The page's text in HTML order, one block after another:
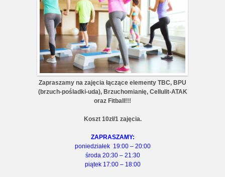
Zapraszamy na zajęcia łączące elementy TBC, BPU
(brzuch-pośladki-uda), Brzuchomianię, Cellulit-ATAK
oraz Fitball!!!
Koszt 10zł/1 zajęcia.
ZAPRASZAMY:
poniedziałek 19:00 – 20:00
środa 20:30 – 21:30
piątek 17:00 – 18:00